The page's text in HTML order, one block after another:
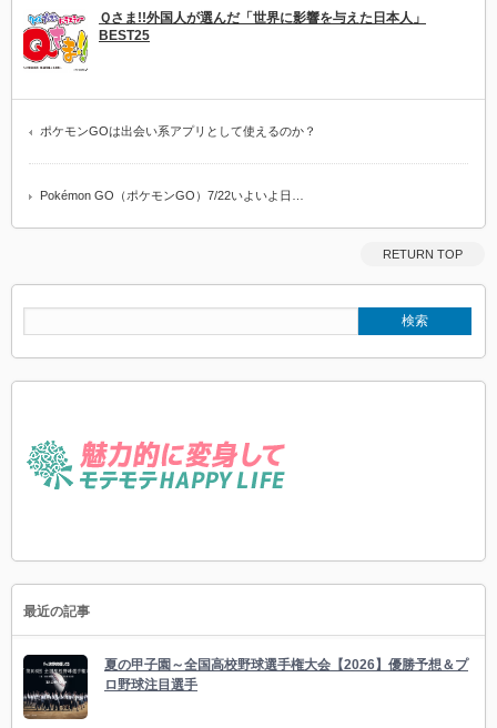
Ｑさま!!外国人が選んだ「世界に影響を与えた日本人」
BEST25
ポケモンGOは出会い系アプリとして使えるのか？
Pokémon GO（ポケモンGO）7/22いよいよ日…
RETURN TOP
最近の記事
夏の甲子園～全国高校野球選手権大会【2026】優勝予想＆プ
ロ野球注目選手